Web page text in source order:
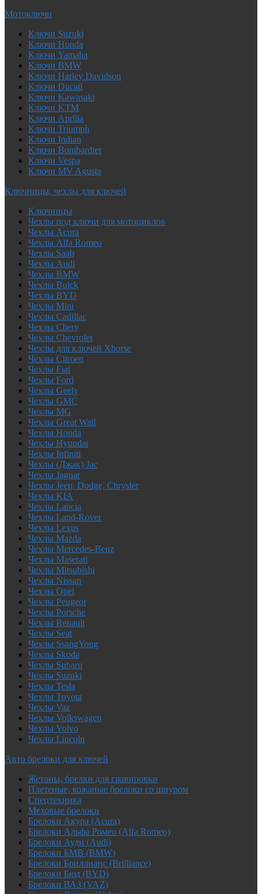
Мотоключи
Ключи Suzuki
Ключи Honda
Ключи Yamaha
Ключи BMW
Ключи Harley Davidson
Ключи Ducati
Ключи Kawasaki
Ключи KTM
Ключи Aprilia
Ключи Triumph
Ключи Indian
Ключи Bombardier
Ключи Vespa
Ключи MV Agusta
Ключницы, чехлы для ключей
Ключницы
Чехлы под ключи для мотоциклов
Чехлы Acura
Чехлы Alfa Romeo
Чехлы Saab
Чехлы Audi
Чехлы BMW
Чехлы Buick
Чехлы BYD
Чехлы Mini
Чехлы Cadillac
Чехлы Chery
Чехлы Chevrolet
Чехлы для ключей Xhorse
Чехлы Citroen
Чехлы Fiat
Чехлы Ford
Чехлы Geely
Чехлы GMC
Чехлы MG
Чехлы Great Wall
Чехлы Honda
Чехлы Hyundai
Чехлы Infiniti
Чехлы (Джак) Jac
Чехлы Jaguar
Чехлы Jeep, Dodge, Chrysler
Чехлы KIA
Чехлы Lancia
Чехлы Land-Rover
Чехлы Lexus
Чехлы Mazda
Чехлы Mercedes-Benz
Чехлы Maserati
Чехлы Mitsubishi
Чехлы Nissan
Чехлы Opel
Чехлы Peugeot
Чехлы Porsche
Чехлы Renault
Чехлы Seat
Чехлы SsangYong
Чехлы Skoda
Чехлы Subaru
Чехлы Suzuki
Чехлы Tesla
Чехлы Toyota
Чехлы Vaz
Чехлы Volkswagen
Чехлы Volvo
Чехлы Lincoln
Авто брелоки для ключей
Жетоны, брелки для гравировки
Плетеные, кожаные брелоки со шнуром
Спецтехника
Меховые брелоки
Брелоки Акура (Acura)
Брелоки Альфа Ромео (Alfa Romeo)
Брелоки Ауди (Audi)
Брелоки БМВ (BMW)
Брелоки Бриллианс (Brilliance)
Брелоки Бюд (BYD)
Брелоки ВАЗ (VAZ)